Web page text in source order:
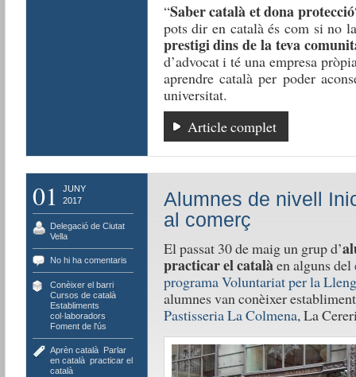
“Saber català et dona protecció
pots dir en català és com si no
prestigi dins de la teva
d’advocat i té una empresa
aprendre català per poder
universitat.
Article complet
01
JUNY
2017
Delegació de Ciutat
Vella
No hi ha comentaris
Conèixer el barri,
Cursos de català,
Establiments
col·laboradors
Foment de l'ús
Aprèn català, Parlar
en català, practicar el
català
Alumnes de nivell
al comerç
El passat 30 de maig un grup d’
practicar el catalàen alguns del
programa Voluntariat per la
alumnes van conèixer
Pastisseria La Colmena, La